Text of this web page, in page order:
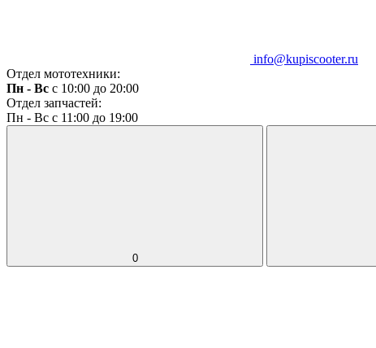
info@kupiscooter.ru
Отдел мототехники:
Пн - Вс с 10:00 до 20:00
Отдел запчастей:
Пн - Вс с 11:00 до 19:00
0